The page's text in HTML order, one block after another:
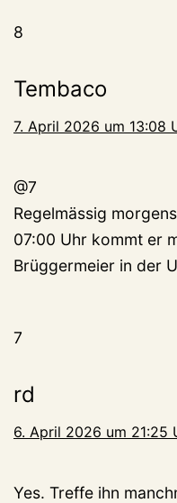
8
Tembaco
7. April 2026 um 13:08
@7
Regelmässig
07:00 Uhr kommt er
Brüggermeier in der
7
rd
6. April 2026 um 21:25
Yes. Treffe ihn